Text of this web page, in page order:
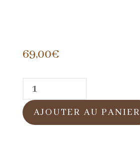
69,00€
quantité
de
Casquette
AJOUTER AU PANIER